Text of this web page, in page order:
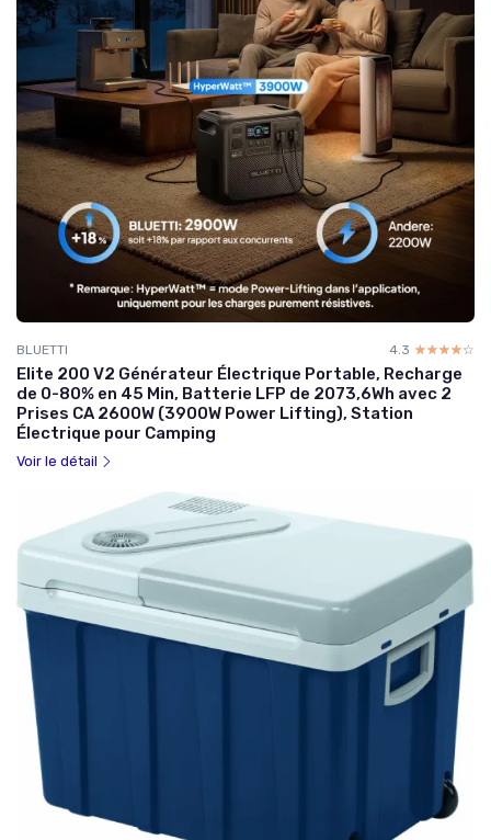
BLUETTI 4.3 ☆☆☆☆☆
★★★★★
Elite 200 V2 Générateur Électrique Portable, Recharge
de 0-80% en 45 Min, Batterie LFP de 2073,6Wh avec 2
Prises CA 2600W (3900W Power Lifting), Station
Électrique pour Camping
Voir le détail